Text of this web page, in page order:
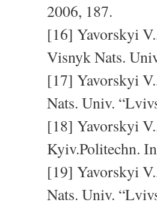
2006, 187.
[16] Yavorskyi
Visnyk Nats.
[17] Yavorskyi
Nats. Univ.
[18] Yavorskyi
Kyiv.Politechn.
[19] Yavorskyi
Nats. Univ.